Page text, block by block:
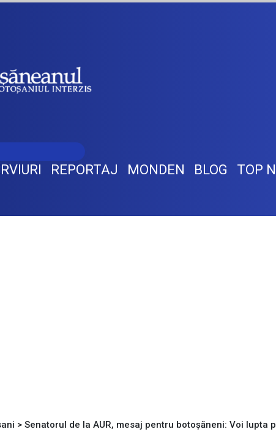
REPORTAJ MONDEN BLOG TOP
> Senatorul de la AUR, mesaj pentru botoșăneni: Voi